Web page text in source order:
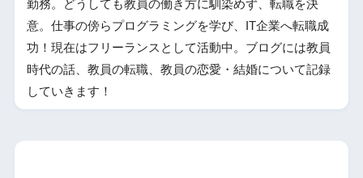
勤務。どうしても教員の働き方に馴染めず、転職を決
意。仕事の傍らプログラミングを学び、IT企業へ転職成
功！現在はフリーランスとして活動中。ブログには教員
時代の話、教員の転職、教員の恋愛・結婚について記録
していきます！